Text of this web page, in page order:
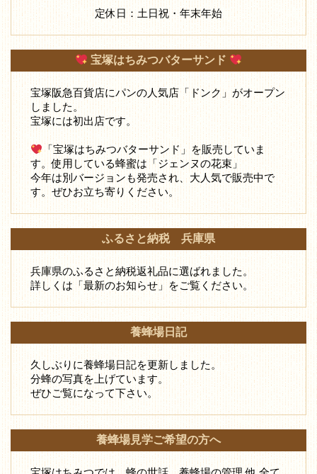
定休日：土日祝・年末年始
宝塚はちみつバターサンド
宝塚阪急百貨店にパンの人気店「ドンク」がオープン
しました。
宝塚には初出店です。
「宝塚はちみつバターサンド」を販売していま
す。使用している蜂蜜は「ジェンヌの花束」
今年は別バージョンも発売され、大人気で販売中で
す。ぜひお立ち寄りください。
ふるさと納税 兵庫県
兵庫県のふるさと納税返礼品に選ばれました。
詳しくは「最新のお知らせ」をご覧ください。
養蜂場日記
久しぶりに養蜂場日記を更新しました。
分蜂の写真を上げています。
ぜひご覧になって下さい。
養蜂場見学ご希望の方へ